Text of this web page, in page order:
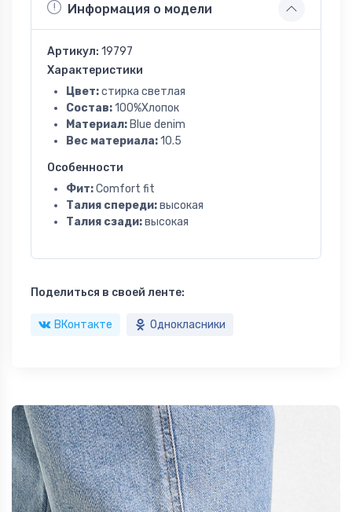
Информация о модели
Артикул: 19797
Характеристики
Цвет:стирка светлая
Состав:100%Хлопок
Материал: Blue denim
Вес материала:10.5
Особенности
Фит:Comfort fit
Талия спереди:высокая
Талия сзади:высокая
Поделиться в своей ленте:
ВКонтакте Однокласники